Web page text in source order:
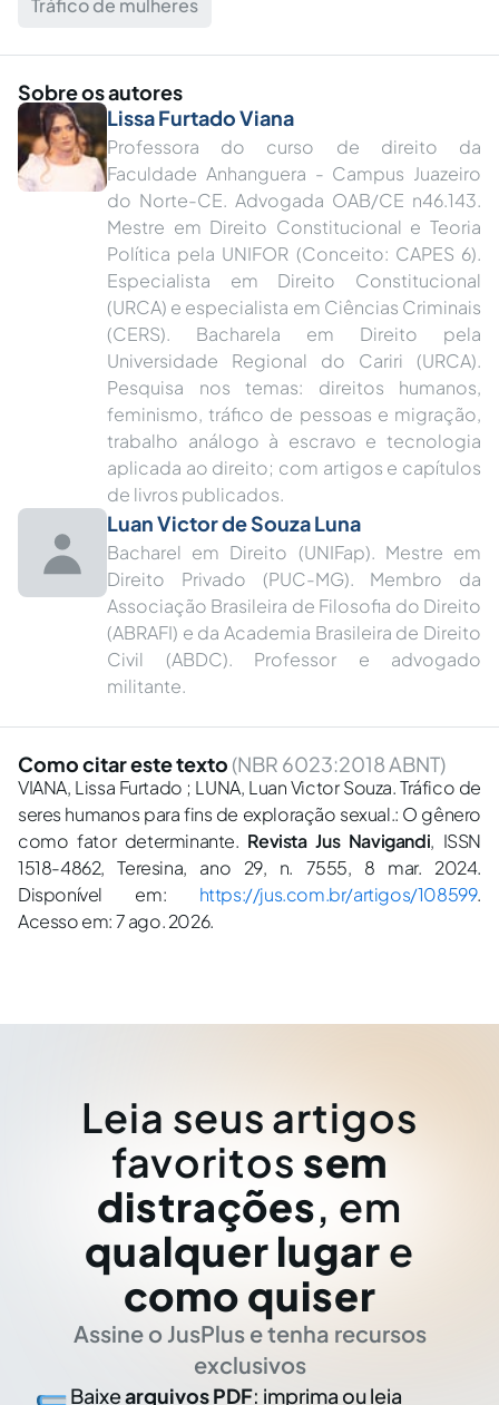
Tráfico de mulheres
Sobre os autores
Lissa Furtado Viana
Professora do curso de direito da
Faculdade Anhanguera - Campus Juazeiro
do Norte-CE. Advogada OAB/CE n46.143.
Mestre em Direito Constitucional e Teoria
Política pela UNIFOR (Conceito: CAPES 6).
Especialista em Direito Constitucional
(URCA) e especialista em Ciências Criminais
(CERS). Bacharela em Direito pela
Universidade Regional do Cariri (URCA).
Pesquisa nos temas: direitos humanos,
feminismo, tráfico de pessoas e migração,
trabalho análogo à escravo e tecnologia
aplicada ao direito; com artigos e capítulos
de livros publicados.
Luan Victor de Souza Luna
Bacharel em Direito (UNIFap). Mestre em
Direito Privado (PUC-MG). Membro da
Associação Brasileira de Filosofia do Direito
(ABRAFI) e da Academia Brasileira de Direito
Civil (ABDC). Professor e advogado
militante.︎
Como citar este texto (NBR 6023:2018 ABNT)
VIANA, Lissa Furtado ; LUNA, Luan Victor Souza. Tráfico de
seres humanos para fins de exploração sexual.: O gênero
como fator determinante. Revista Jus Navigandi, ISSN
1518-4862, Teresina, ano 29, n. 7555, 8 mar. 2024.
Disponível em: https://jus.com.br/artigos/108599.
Acesso em: 7 ago. 2026.
Leia seus artigos
favoritos sem
distrações, em
qualquer lugar e
como quiser
Assine o JusPlus e tenha recursos
exclusivos
Baixearquivos PDF: imprima ou leia